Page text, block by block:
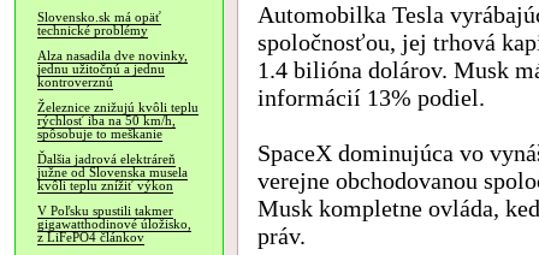
Slovensko.sk má opäť
technické problémy
Alza nasadila dve novinky,
jednu užitočnú a jednu
kontroverznú
Železnice znižujú kvôli teplu
rýchlosť iba na 50 km/h,
spôsobuje to meškanie
Ďalšia jadrová elektráreň
južne od Slovenska musela
kvôli teplu znížiť výkon
V Poľsku spustili takmer
gigawatthodinové úložisko,
z LiFePO4 článkov
Automobilka Tesla
spoločnosťou, jej trhová
1.4 bilióna dolárov. Musk
informácií 13% podiel.
SpaceX dominujúca vo
verejne obchodovanou
Musk kompletne ovláda,
práv.